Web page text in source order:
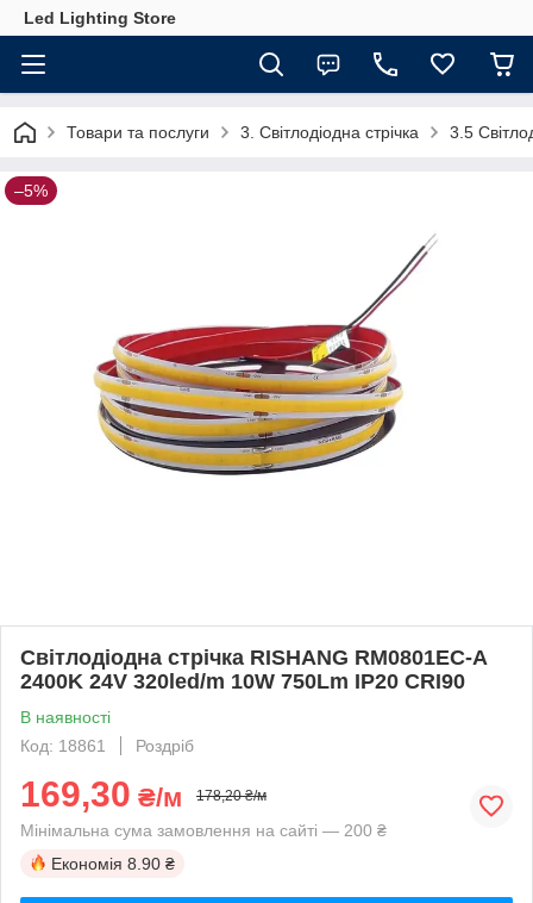
Led Lighting Store
Товари та послуги 3. Світлодіодна стрічка 3.5
–5%
Світлодіодна стрічка RISHANG RM0801EC-A
2400K 24V 320led/m 10W 750Lm IP20 CRI90
В наявності
Код: 18861
Роздріб
169,30 ₴/м 178,20 ₴/м
Мінімальна сума замовлення на сайті — 200 ₴
Економія 8.90 ₴